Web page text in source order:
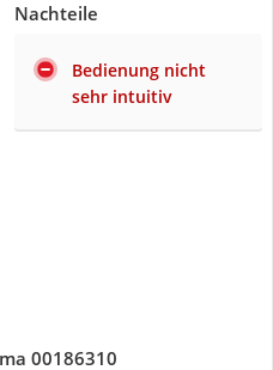
Nachteile
Bedienung nicht
sehr intuitiv
00186310